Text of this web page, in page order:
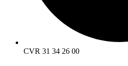
CVR 31 34 26 00